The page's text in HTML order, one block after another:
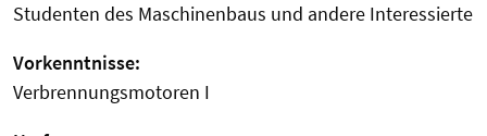
Studenten des Maschinenbaus und andere Interessierte
Vorkenntnisse:
Verbrennungsmotoren I